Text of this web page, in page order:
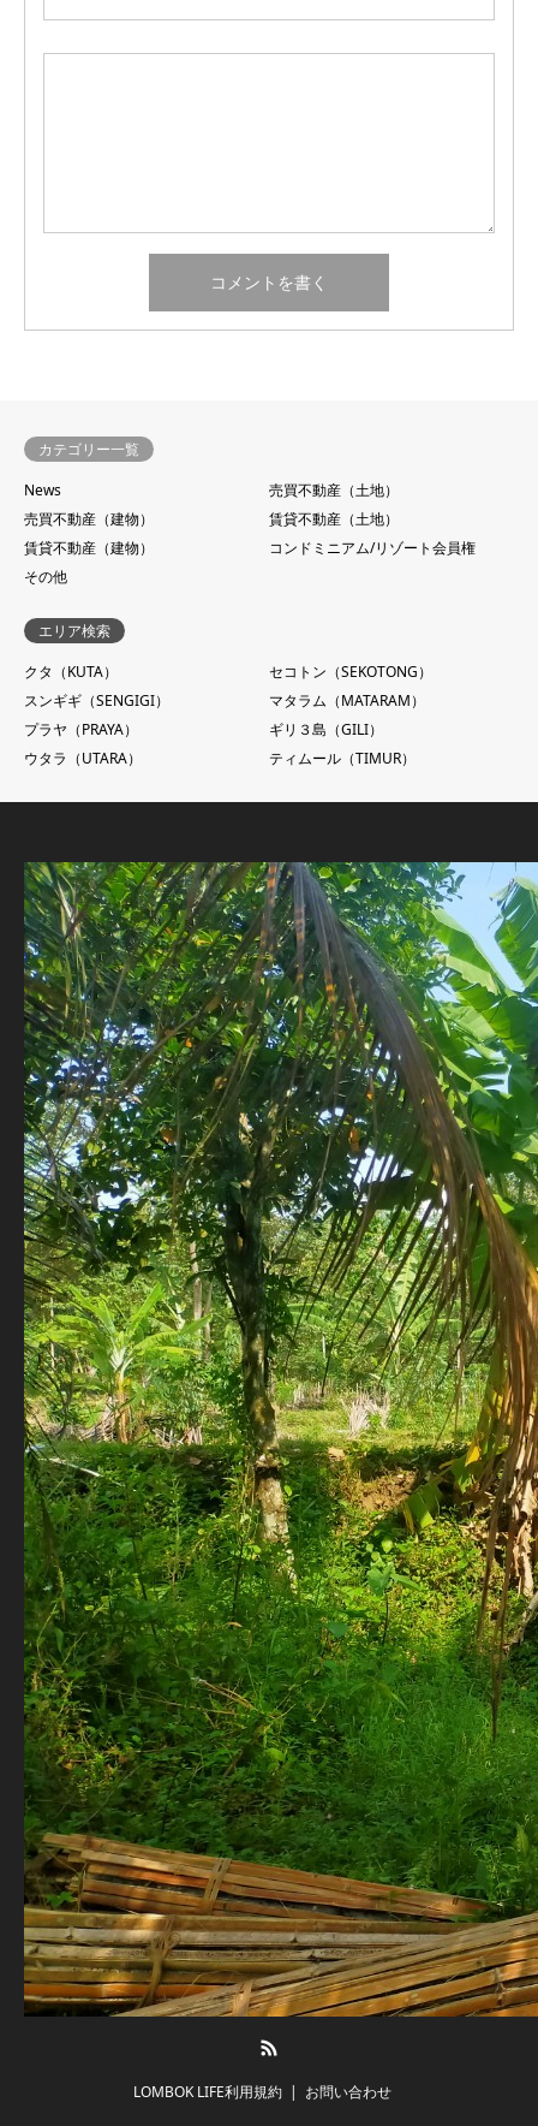
カテゴリー一覧
News
売買不動産（土地）
売買不動産（建物）
賃貸不動産（土地）
賃貸不動産（建物）
コンドミニアム/リゾート会員権
その他
エリア検索
クタ（KUTA）
セコトン（SEKOTONG）
スンギギ（SENGIGI）
マタラム（MATARAM）
プラヤ（PRAYA）
ギリ３島（GILI）
ウタラ（UTARA）
ティムール（TIMUR）
LOMBOK LIFE利用規約 お問い合わせ